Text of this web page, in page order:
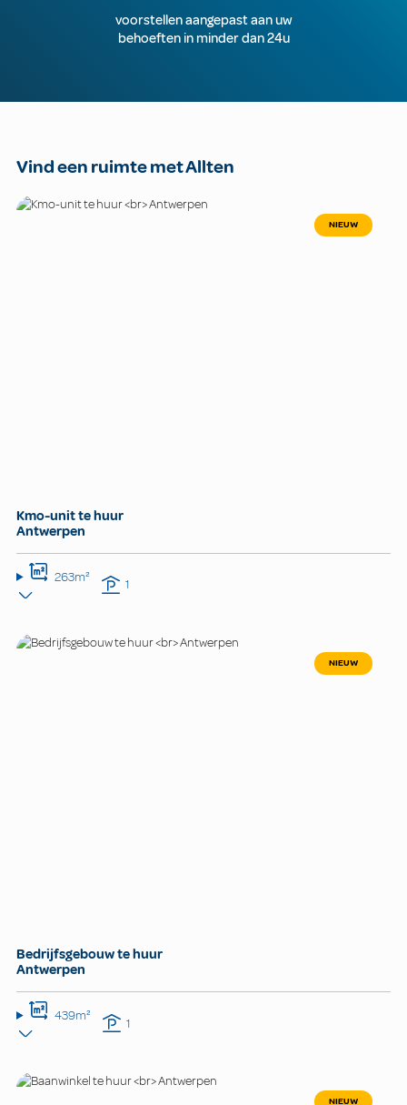
voorstellen aangepast aan uw
behoeften in minder dan 24u
Vind een ruimte met Allten
NIEUW
Kmo-unit te huur
Antwerpen
263m² 1
NIEUW
Bedrijfsgebouw te huur
Antwerpen
439m² 1
NIEUW